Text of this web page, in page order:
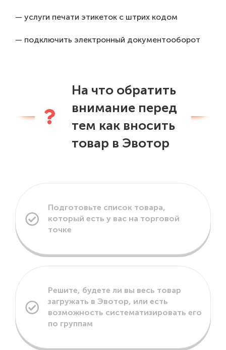
— услуги печати этикеток с штрих кодом
— подключить электронный документооборот
На что обратить
внимание перед
тем как вносить
товар в Эвотор
Подготовьте список товара,
который есть у вас на торговой
точке
Решите, будете ли вы весь товар
загружать в Эвотор, или есть
возможность систематизировать его
по группам